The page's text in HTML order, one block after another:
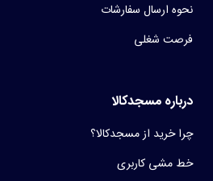
نحوه ارسال سفارشات
فرصت شغلی
درباره مسجدکالا
چرا خرید از مسجدکالا؟
خط مشی کاربری